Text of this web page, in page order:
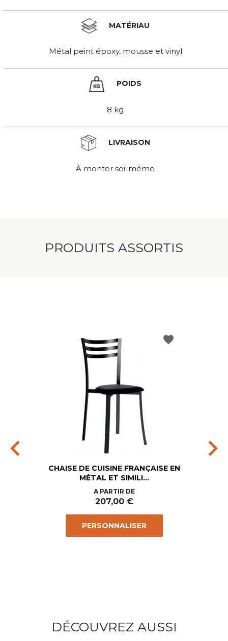
MATÉRIAU
Métal peint époxy, mousse et vinyl
POIDS
8 kg
LIVRAISON
À monter soi-même
PRODUITS ASSORTIS
chevron_left
CHAISE DE CUISINE FRANÇAISE EN
MÉTAL ET SIMILI...
Prix
A PARTIR DE
207,00 €
PERSONNALISER
favorite
chevron_right
DÉCOUVREZ AUSSI